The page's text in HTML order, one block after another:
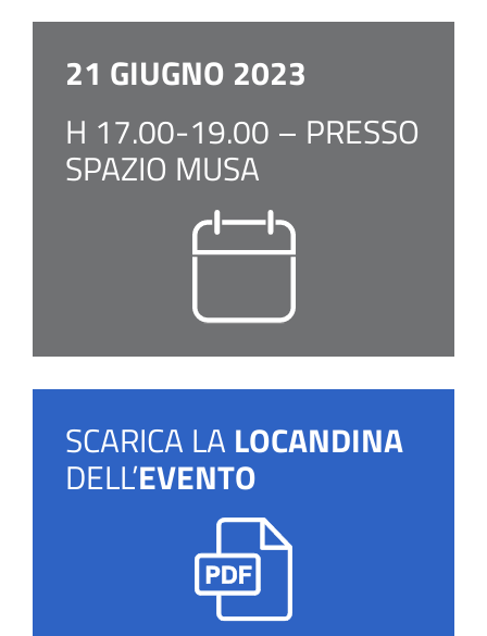
21 GIUGNO 2023
H 17.00-19.00 – PRESSO
SPAZIO MUSA
SCARICA LA LOCANDINA
DELL’EVENTO